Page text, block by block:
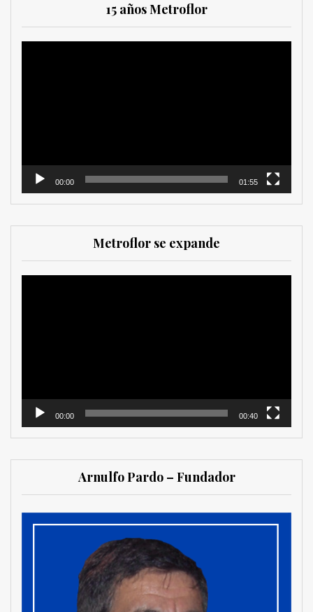
15 años Metroflor
00:00 01:55
Metroflor se expande
00:00 00:40
Arnulfo Pardo – Fundador